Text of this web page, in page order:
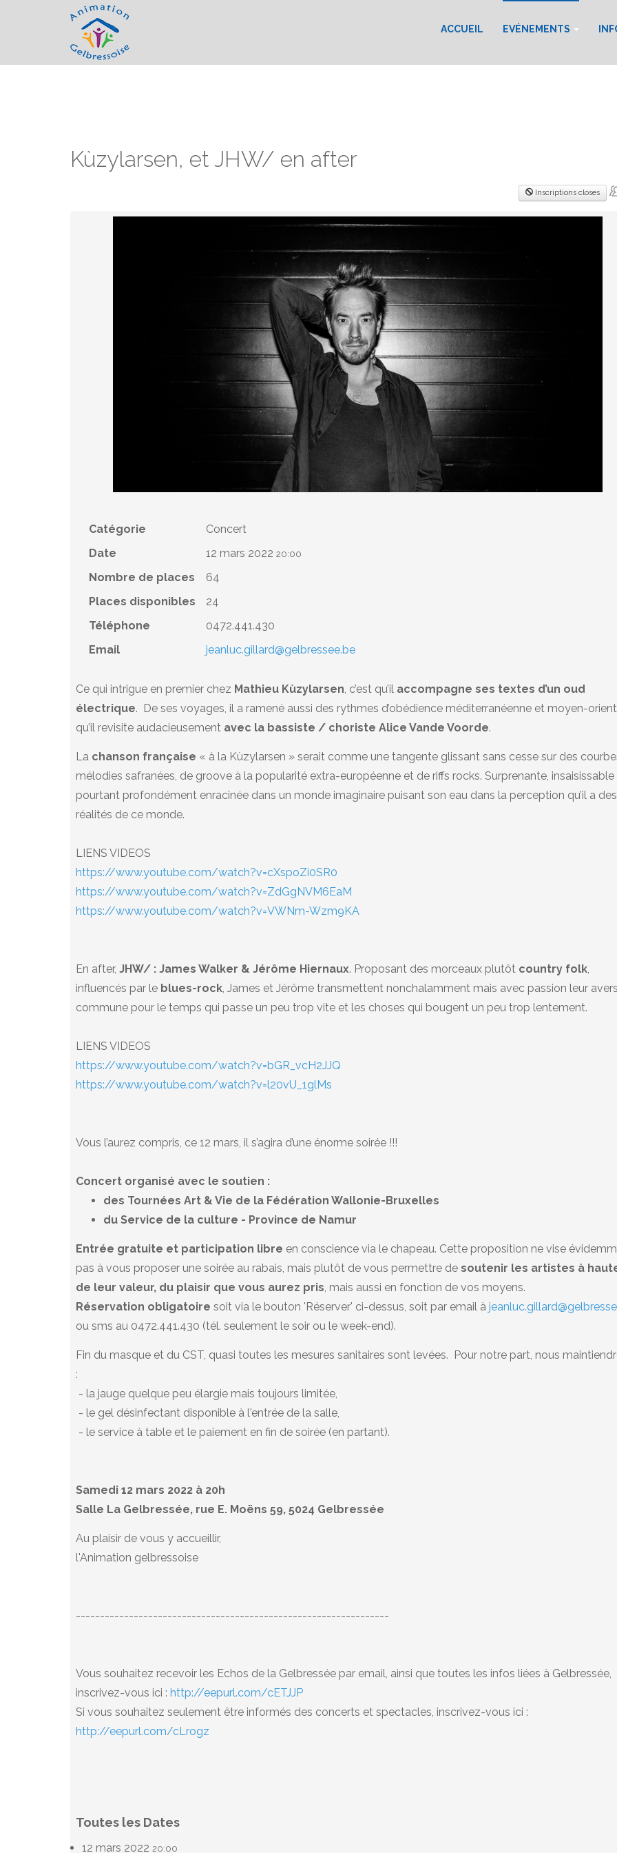
ACCUEIL EVÉNEMENTS
Kùzylarsen, et JHW/ en after
Inscriptions closes
Catégorie
Concert
Date
12 mars 2022 20:00
Nombre de places
64
Places disponibles
24
Téléphone
0472.441.430
Email
jeanluc.gillard@gelbressee.be
Ce qui intrigue en premier chez Mathieu Kùzylarsen , c’est qu’il accompagne ses textes d’un oud
électrique. De ses voyages, il a ramené aussi des rythmes d’obédience méditerranéenne et moyen-
qu’il revisite audacieusement avec la bassiste / choriste Alice Vande Voorde.
La chanson française « à la Kùzylarsen » serait comme une tangente glissant sans cesse sur des
mélodies safranées, de groove à la popularité extra-européenne et de riffs rocks. Surprenante,
pourtant profondément enracinée dans un monde imaginaire puisant son eau dans la perception qu’il a des
réalités de ce monde.
LIENS VIDEOS
https://www.youtube.com/watch?v=cXspoZi0SR0
https://www.youtube.com/watch?v=ZdGgNVM6EaM
https://www.youtube.com/watch?v=VWNm-Wzm9KA
En after,JHW/ : James Walker & Jérôme Hiernaux. Proposant des morceaux plutôt country folk
influencés par le blues-rock , James et Jérôme transmettent nonchalamment mais avec passion leur
commune pour le temps qui passe un peu trop vite et les choses qui bougent un peu trop lentement.
LIENS VIDEOS
https://www.youtube.com/watch?v=bGR_vcH2JJQ
https://www.youtube.com/watch?v=l20vU_1glMs
Vous l’aurez compris, ce 12 mars, il s’agira d’une énorme soirée !!!
Concert organisé avec le soutien :
des Tournées Art & Vie de la Fédération Wallonie-Bruxelles
du Service de la culture - Province de Namur
Entrée gratuite et participation libre en conscience via le chapeau. Cette proposition ne vise
pas à vous proposer une soirée au rabais, mais plutôt de vous permettre desoutenir les artistes à
de leur valeur, du plaisir que vous aurez pris , mais aussi en fonction de vos moyens.
Réservation obligatoire soit via le bouton 'Réserver' ci-dessus, soit par email à
ou sms au 0472.441.430 (tél. seulement le soir ou le week-end).
Fin du masque et du CST, quasi toutes les mesures sanitaires sont levées. Pour notre part, nous
:
- la jauge quelque peu élargie mais toujours limitée,
- le gel désinfectant disponible à l'entrée de la salle,
- le service à table et le paiement en fin de soirée (en partant).
Samedi 12 mars 2022 à 20h
Salle La Gelbressée, rue E. Moëns 59, 5024 Gelbressée
Au plaisir de vous y accueillir,
l'Animation gelbressoise
-----------------------------------------------------------------
Vous souhaitez recevoir les Echos de la Gelbressée par email, ainsi que toutes les infos liées à Gelbressée,
inscrivez-vous ici :http://eepurl.com/cETJJP
Si vous souhaitez seulement être informés des concerts et spectacles, inscrivez-vous ici :
http://eepurl.com/cLrogz
Toutes les Dates
12 mars 2022 20:00